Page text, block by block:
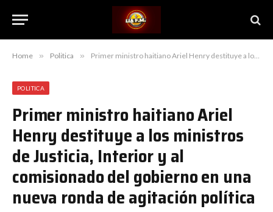
Home » Politica » Primer ministro haitiano Ariel Henry destituye a los ministros de Justicia, Interior y al comisionado del gobierno en una nueva ronda de agitación política
POLITICA
Primer ministro haitiano Ariel
Henry destituye a los ministros
de Justicia, Interior y al
comisionado del gobierno en una
nueva ronda de agitación política